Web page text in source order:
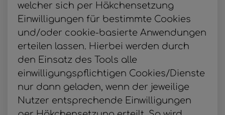
welcher sich per Häkchensetzung
Einwilligungen für bestimmte Cookies
und/oder cookie-basierte Anwendungen
erteilen lassen. Hierbei werden durch
den Einsatz des Tools alle
einwilligungspflichtigen Cookies/Dienste
nur dann geladen, wenn der jeweilige
Nutzer entsprechende Einwilligungen